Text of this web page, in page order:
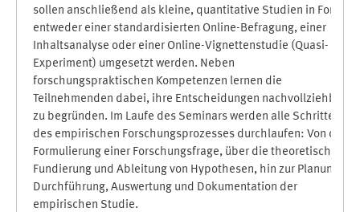
sollen anschließend als kleine, quantitative Studien in Form
entweder einer standardisierten Online-Befragung, einer
Inhaltsanalyse oder einer Online-Vignettenstudie (Quasi-
Experiment) umgesetzt werden. Neben
forschungspraktischen Kompetenzen lernen die
Teilnehmenden dabei, ihre Entscheidungen nachvollziehbar
zu begründen. Im Laufe des Seminars werden alle Schritte
des empirischen Forschungsprozesses durchlaufen: Von der
Formulierung einer Forschungsfrage, über die theoretische
Fundierung und Ableitung von Hypothesen, hin zur Planung,
Durchführung, Auswertung und Dokumentation der
empirischen Studie.